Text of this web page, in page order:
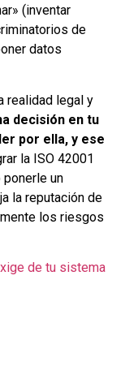
(inventar
de
datos
realidad legal y
decisión en tu
por ella, y ese
la ISO 42001
ponerle un
la reputación de
los riesgos
de tu sistema